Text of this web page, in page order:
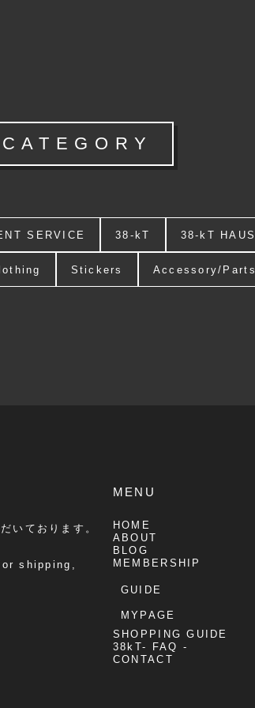
CATEGORY
SERVICE 38-kT 38-kT HAUS
Stickers Accessory/Parts
いております。
shipping,
MENU
HOME
ABOUT
BLOG
MEMBERSHIP
GUIDE
MYPAGE
SHOPPING GUIDE
38kT- FAQ -
CONTACT